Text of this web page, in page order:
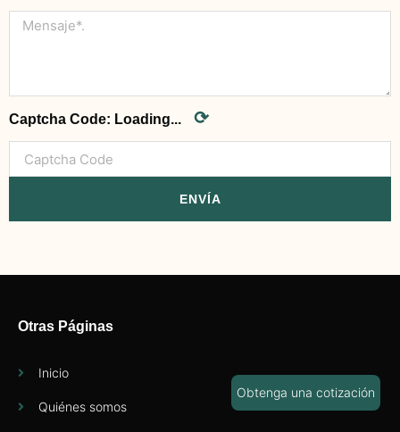
Captcha Code: Loading... ⟳
ENVÍA
Otras Páginas
Inicio
Quiénes somos
Obtenga una cotización